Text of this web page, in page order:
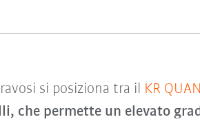
si posiziona tra il KR
che permette un elevato